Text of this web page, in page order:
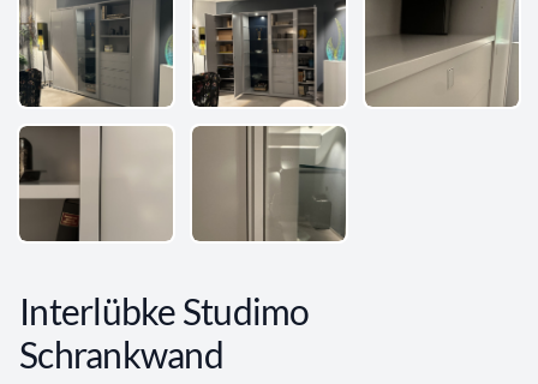
Interlübke Studimo
Schrankwand